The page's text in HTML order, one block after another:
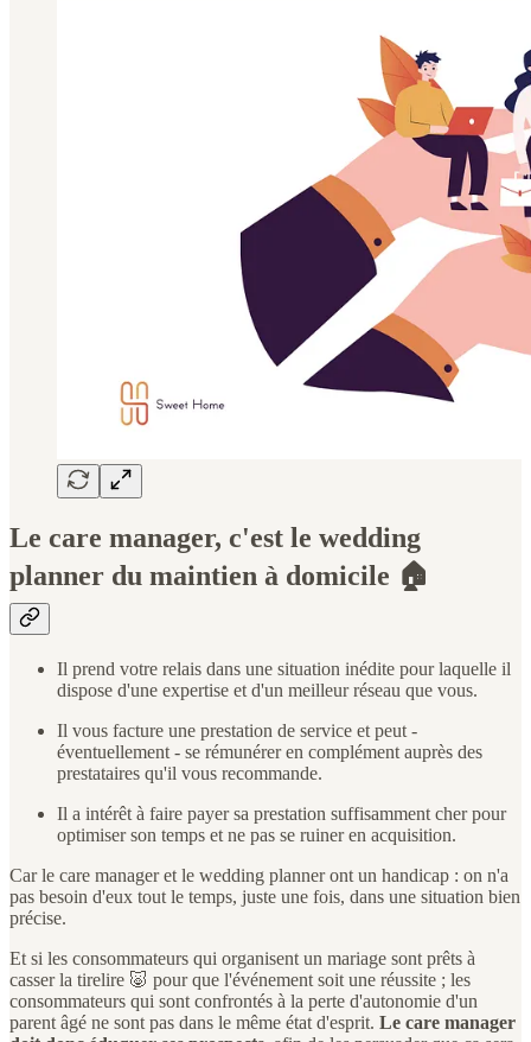
Le care manager, c'est le wedding
planner du maintien à domicile 🏠
Il prend votre relais dans une situation inédite pour laquelle il
dispose d'une expertise et d'un meilleur réseau que vous.
Il vous facture une prestation de service et peut -
éventuellement - se rémunérer en complément auprès des
prestataires qu'il vous recommande.
Il a intérêt à faire payer sa prestation suffisamment cher pour
optimiser son temps et ne pas se ruiner en acquisition.
Car le care manager et le wedding planner ont un handicap : on n'a
pas besoin d'eux tout le temps, juste une fois, dans une situation bien
précise.
Et si les consommateurs qui organisent un mariage sont prêts à
casser la tirelire 🐷 pour que l'événement soit une réussite ; les
consommateurs qui sont confrontés à la perte d'autonomie d'un
parent âgé ne sont pas dans le même état d'esprit. Le care manager